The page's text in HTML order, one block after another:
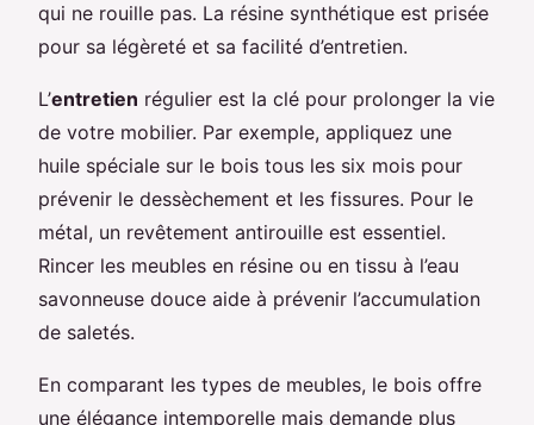
qui ne rouille pas. La résine synthétique est prisée
pour sa légèreté et sa facilité d’entretien.
L’entretien régulier est la clé pour prolonger la vie
de votre mobilier. Par exemple, appliquez une
huile spéciale sur le bois tous les six mois pour
prévenir le dessèchement et les fissures. Pour le
métal, un revêtement antirouille est essentiel.
Rincer les meubles en résine ou en tissu à l’eau
savonneuse douce aide à prévenir l’accumulation
de saletés.
En comparant les types de meubles, le bois offre
une élégance intemporelle mais demande plus